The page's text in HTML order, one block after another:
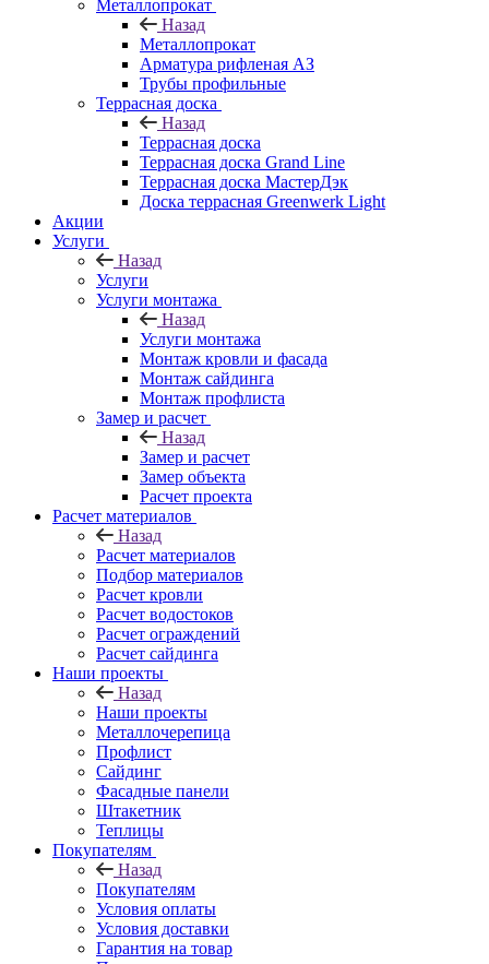
Металлопрокат
Назад
Металлопрокат
Арматура рифленая АЗ
Трубы профильные
Террасная доска
Назад
Террасная доска
Террасная доска Grand Line
Террасная доска МастерДэк
Доска террасная Greenwerk Light
Акции
Услуги
Назад
Услуги
Услуги монтажа
Назад
Услуги монтажа
Монтаж кровли и фасада
Монтаж сайдинга
Монтаж профлиста
Замер и расчет
Назад
Замер и расчет
Замер объекта
Расчет проекта
Расчет материалов
Назад
Расчет материалов
Подбор материалов
Расчет кровли
Расчет водостоков
Расчет ограждений
Расчет сайдинга
Наши проекты
Назад
Наши проекты
Металлочерепица
Профлист
Сайдинг
Фасадные панели
Штакетник
Теплицы
Покупателям
Назад
Покупателям
Условия оплаты
Условия доставки
Гарантия на товар